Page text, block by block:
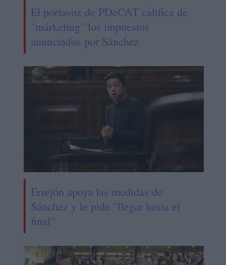
El portavoz de PDeCAT califica de
"márketing" los impuestos
anunciados por Sánchez
Errejón apoya las medidas de
Sánchez y le pide "llegar hasta el
final"